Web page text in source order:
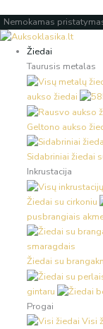
prie
turinio
Nemokamas
Žiedai
Taurusis metalas
aukso žiedai
Geltono aukso
Sidabriniai žiedai
Inkrustacija
Žiedai su cirkoniu
pusbrangiais
Žiedai su
gintaru
Progai
Visi
Products
search
Products
search